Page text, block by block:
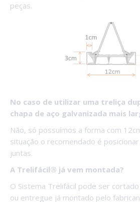
peças.
No caso de utilizar uma treliça
chapa de aço galvanizada mais
Não, só possuímos a forma com
situação o recomendado é
juntas.
A Trelifácil® já vem montada?
O Sistema Trelifácil pode ser
ou entregue já montado pelo